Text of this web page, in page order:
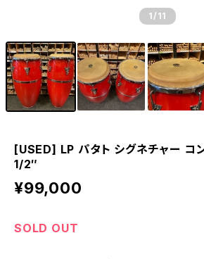
1 /11
[USED] LP パタト シグネチャー コ
1/2″
¥99,000
SOLD OUT